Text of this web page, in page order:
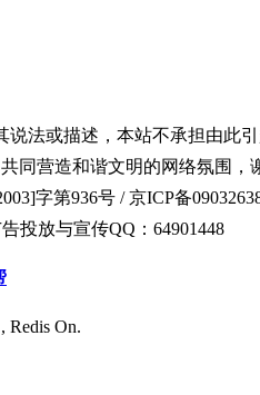
法或描述，本站不承担由此引
共同营造和谐文明的网络氛围，
字第936号 / 京ICP备
投放与宣传QQ：64901448
Redis On.